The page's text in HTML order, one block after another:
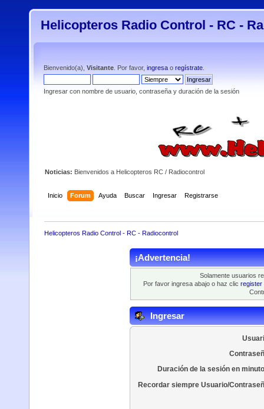
Helicopteros Radio Control - RC -
Bienvenido(a), Visitante . Por favor, ingresa o regístrate
Ingresar con nombre de usuario, contraseña y duración de la sesión
Noticias: Bienvenidos a Helicopteros RC / Radiocontrol
Inicio Forum Ayuda Buscar Ingresar Registrarse
Helicopteros Radio Control - RC - Radiocontrol
¡Advertencia!
Solamente usuarios
Por favor ingresa abajo o haz clic register
Ingresar
Duración de la sesión en
Recordar siempre Usuario/